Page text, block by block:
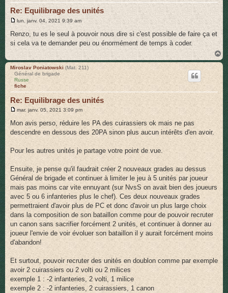
Re: Equilibrage des unités
M
e
s
a
lun. janv. 04, 2021 9:39 am
Renzo, tu es le seul à pouvoir nous dire si c'est possible de faire ça et
si cela va te demander peu ou énormément de temps à coder.
H
a
u
Miroslav Poniatowski (Mat. 211)
Général de brigade
Russe
fiche
Re: Equilibrage des unités
M
s
a
mar. janv. 05, 2021 3:09 pm
Mon avis perso, réduire les PA des cuirassiers ok mais ne pas
descendre en dessous des 20PA sinon plus aucun intérêts d'en avoir.
Pour les autres unités je partage votre point de vue.
Ensuite, je pense qu'il faudrait créer 2 nouveaux grades au dessus
Général de brigade et continuer à limiter le jeu à 5 unités par joueur
mais pas moins car vite ennuyant (sur NvsS on avait bien des joueurs
avec 5 ou 6 infanteries plus le chef). Ces deux nouveaux grades
permettraient d'avoir plus de PC et donc d'avoir un plus large choix
dans la composition de son bataillon comme pour de pouvoir recruter
un canon sans sacrifier forcément 2 unités, et continuer à donner au
joueur l'envie de voir évoluer son bataillon il y aurait forcément moins
d'abandon!
Et surtout, pouvoir recruter des unités en doublon comme par exemple
avoir 2 cuirassiers ou 2 volti ou 2 milices
exemple 1 : -2 infanteries, 2 volti, 1 milice
exemple 2 : -2 infanteries, 2 cuirassiers, 1 canon